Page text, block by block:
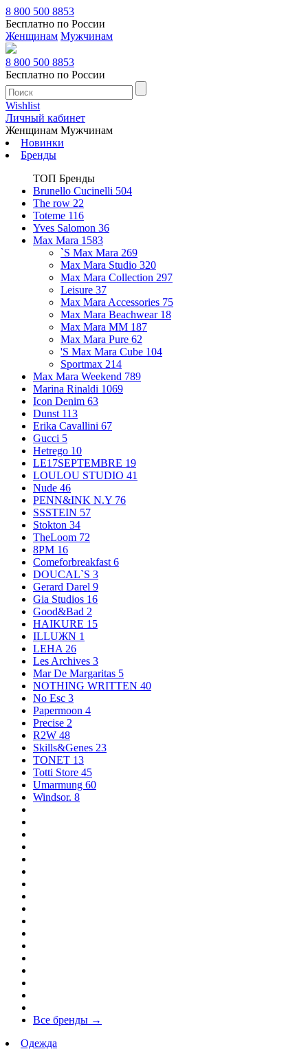
8 800 500 8853
Бесплатно по России
Женщинам Мужчинам
8 800 500 8853
Бесплатно по России
Wishlist
Личный кабинет
Женщинам Мужчинам
Новинки
Бренды
ТОП Бренды
Brunello Cucinelli 504
The row 22
Toteme 116
Yves Salomon 36
Max Mara 1583
`S Max Mara 269
Max Mara Studio 320
Max Mara Collection 297
Leisure 37
Max Mara Accessories 75
Max Mara Beachwear 18
Max Mara MM 187
Max Mara Pure 62
'S Max Mara Cube 104
Sportmax 214
Max Mara Weekend 789
Marina Rinaldi 1069
Icon Denim 63
Dunst 113
Erika Cavallini 67
Gucci 5
Hetrego 10
LE17SEPTEMBRE 19
LOULOU STUDIO 41
Nude 46
PENN&INK N.Y 76
SSSTEIN 57
Stokton 34
TheLoom 72
8PM 16
Comeforbreakfast 6
DOUCAL`S 3
Gerard Darel 9
Gia Studios 16
Good&Bad 2
HAIKURE 15
ILLUЖN 1
LEHA 26
Les Archives 3
Mar De Margaritas 5
NOTHING WRITTEN 40
No Esc 3
Papermoon 4
Precise 2
R2W 48
Skills&Genes 23
TONET 13
Totti Store 45
Umarmung 60
Windsor. 8
Все бренды →
Одежда